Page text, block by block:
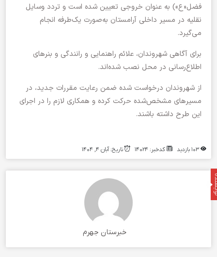
فضل‌«ع») به عنوان خروجی تعیین شده است و تردد وسایل
نقلیه در مسیر داخلی آرامستان به‌صورت یک‌طرفه انجام
می‌گیرد.
برای آگاهی شهروندان، علائم راهنمایی و رانندگی و بنرهای
اطلاع‌رسانی در محل نصب شده‌اند.
از شهروندان درخواست شده ضمن رعایت مقررات جدید، در
مسیرهای مشخص‌شده حرکت کرده و همکاری لازم را در اجرای
این طرح داشته باشند.
کدخبر: 14024 تاریخ: آبان 4, 1404
خبرستان جهرم